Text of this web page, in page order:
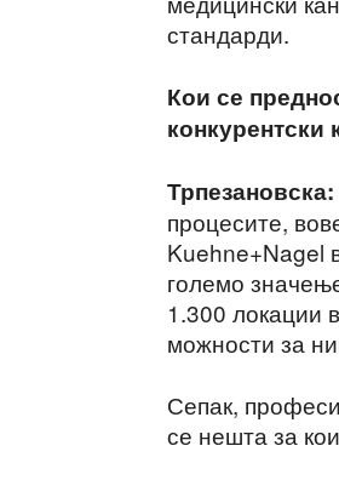
стандарди.
Кои се
конкурентски
Трпезановска:
процесите,
Kuehne+Nagel
големо
1.300 локации
можности за
Сепак,
се нешта за